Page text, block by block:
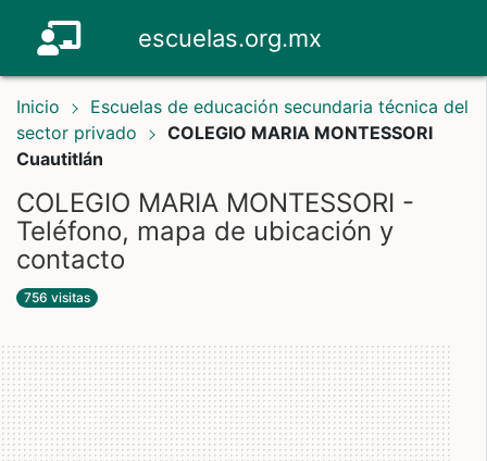
escuelas.org.mx
Inicio
Escuelas de educación secundaria técnica del
sector privado
COLEGIO MARIA MONTESSORI
Cuautitlán
COLEGIO MARIA MONTESSORI -
Teléfono, mapa de ubicación y
contacto
756 visitas